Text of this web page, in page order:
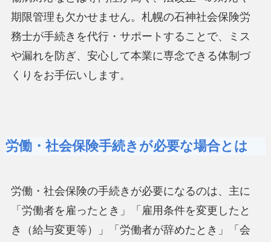
期限管理も欠かせません。札幌の石神社会保険労
務士が手続きを代行・サポートすることで、ミス
や漏れを防ぎ、安心して本業に専念できる体制づ
くりをお手伝いします。
労働・社会保険手続きが必要な場合とは
労働・社会保険の手続きが必要になるのは、主に
「労働者を雇ったとき」「雇用条件を変更したと
き（給与変更等）」「労働者が辞めたとき」「会